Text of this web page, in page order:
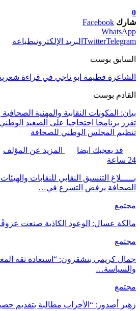
0
شارك Facebook
WhatsApp
TwitterTelegram البريد الإلكترونيطباعة
السابق بوست
الشاعرة فطيمة ابو ناجي في قراءة
القادم بوست
بيان: المكونات النقابية والمهنية
تقرر برنامجا احتجاجيا على الصعيد
تنظيم المجلس الوطني للصحافة
قد يعجبك ايضا
المزيد عن المؤلف
24 ساعة
بـــــلاغ التنسيق النقابي للنقابات
الصحافة يرفض التسرع في…
مجتمع
مالكة عسال: الوعود الكاذبة صنعت
مجتمع
جمال كريمي بنشقرون: “استعادة ثقة
والسياسة…
مجتمع
زهير أصدور: “الأحزاب مطالبة بتقديم